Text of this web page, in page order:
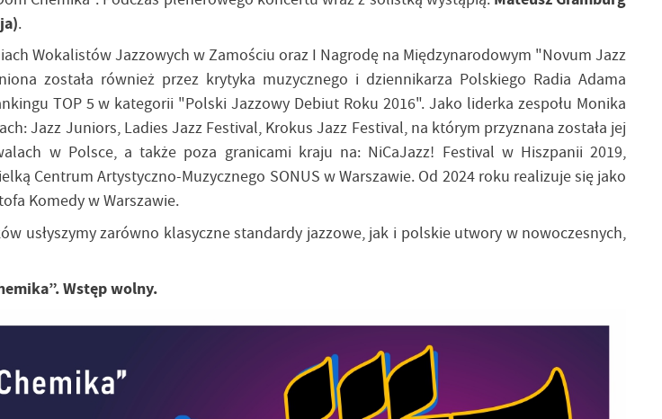
.
Wokalistów Jazzowych w Zamościu oraz I Nagrodę na Międzynarodowym "Novum Jazz
została również przez krytyka muzycznego i dziennikarza Polskiego Radia Adama
TOP 5 w kategorii "Polski Jazzowy Debiut Roku 2016". Jako liderka zespołu Monika
Jazz Juniors, Ladies Jazz Festival, Krokus Jazz Festival, na którym przyznana została jej
w Polsce, a także poza granicami kraju na: NiCaJazz! Festival w Hiszpanii 2019,
Centrum Artystyczno-Muzycznego SONUS w Warszawie. Od 2024 roku realizuje się jako
Komedy w Warszawie.
usłyszymy zarówno klasyczne standardy jazzowe, jak i polskie utwory w nowoczesnych,
Wstęp wolny.